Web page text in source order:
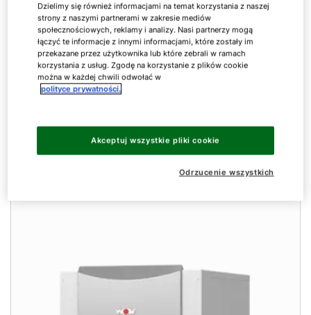
Pompa ciepla CHA i centrala CHC-Monoblock
Monoblokowa pompa ciepła CHA to nasza
najpopularniejsza pompa ciepła. Jest wysoce
wydajna i bez problemu wpasuje się do
Dzielimy się również informacjami na temat korzystania z naszej
strony z naszymi partnerami w zakresie mediów
społecznościowych, reklamy i analizy. Nasi partnerzy mogą
łączyć te informacje z innymi informacjami, które zostały im
przekazane przez użytkownika lub które zebrali w ramach
korzystania z usług. Zgodę na korzystanie z plików cookie
można w każdej chwili odwołać w
polityce prywatności.
Odrzucenie wszystkich
Akceptuj wszystkie pliki cookie